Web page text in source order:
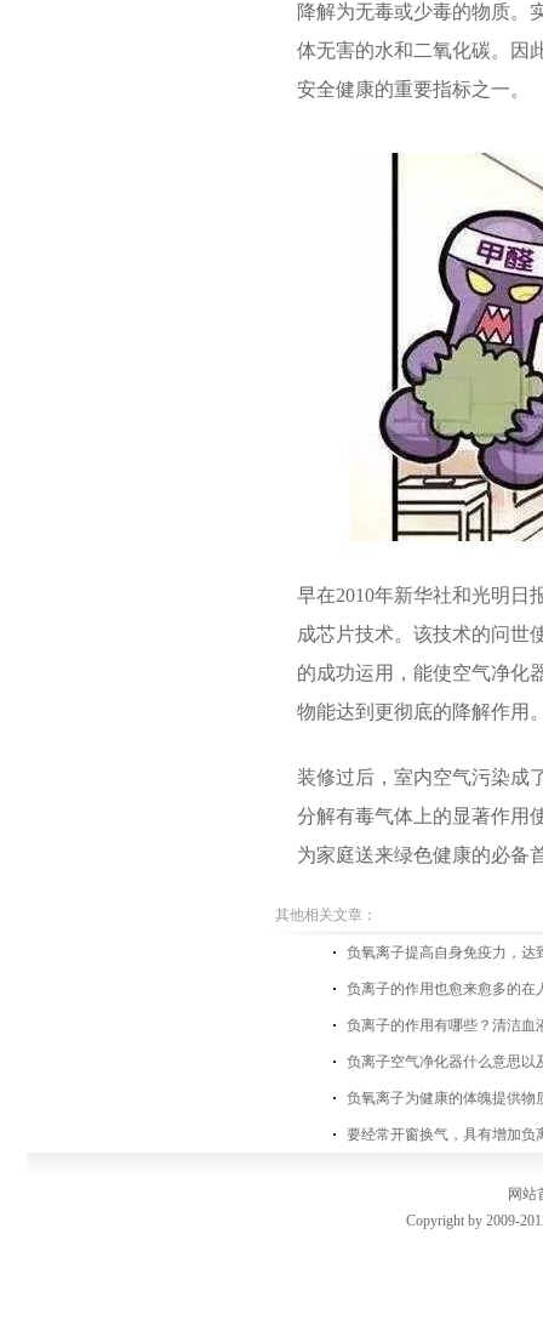
降解为无毒或少毒的物质。
体无害的水和二氧化碳。因
安全健康的重要指标之一。
早在2010年新华社和光明
成芯片技术。该技术的问世
的成功运用，能使空气净化
物能达到更彻底的降解作用
装修过后，室内空气污染成
分解有毒气体上的显著作用
为家庭送来绿色健康的必备
其他相关文章：
负氧离子提高自身免疫力，达
负离子的作用也愈来愈多的在
负离子的作用有哪些？清洁血
负离子空气净化器什么意思以
负氧离子为健康的体魄提供物
要经常开窗换气，具有增加负
网站
Copyright by 2009-